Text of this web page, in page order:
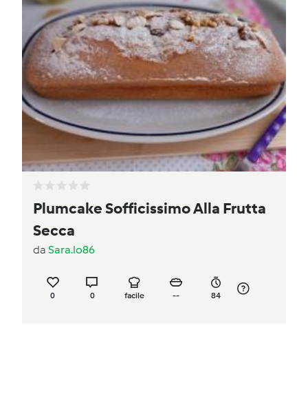
Plumcake Sofficissimo Alla Frutta
Secca
da Sara.lo86
0 0 facile -- 84